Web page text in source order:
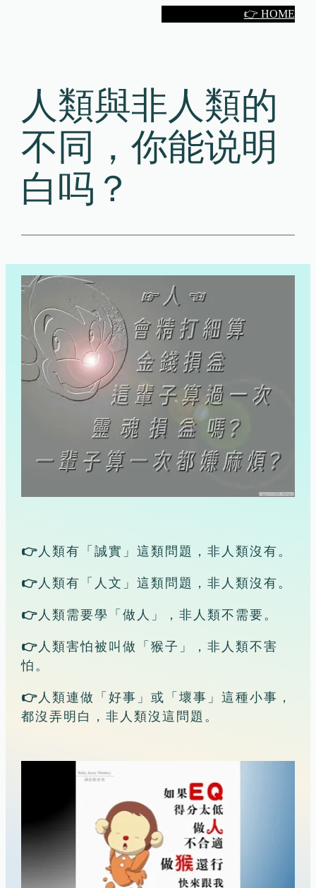
👉 HOME
人類與非人類的
不同，你能说明
白吗？
👉 人類有「誠實」這類問題，非人類沒有。
👉 人類有「人文」這類問題，非人類沒有。
👉 人類需要學「做人」，非人類不需要。
👉 人類害怕被叫做「猴子」，非人類不害
怕。
👉 人類連做「好事」或「壞事」這種小事，
都沒弄明白，非人類沒這問題。